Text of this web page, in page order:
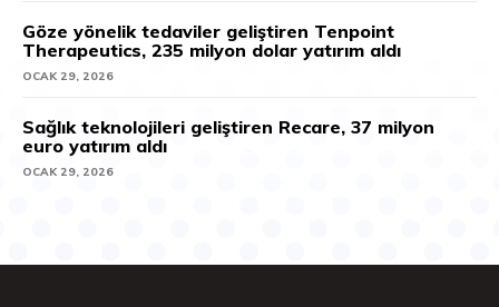
Göze yönelik tedaviler geliştiren Tenpoint
Therapeutics, 235 milyon dolar yatırım aldı
OCAK 29, 2026
Sağlık teknolojileri geliştiren Recare, 37 milyon
euro yatırım aldı
OCAK 29, 2026